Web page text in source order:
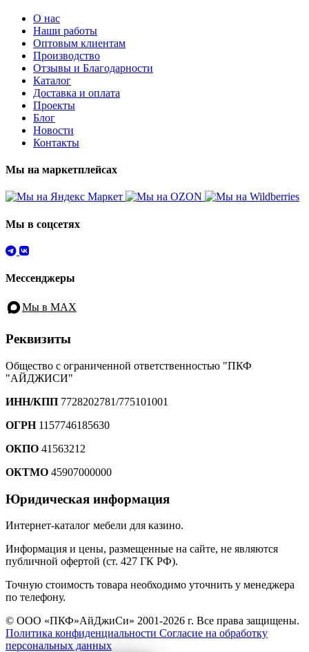
О нас
Наши работы
Оптовым клиентам
Производство
Отзывы и Благодарности
Каталог
Доставка и оплата
Проекты
Блог
Новости
Контакты
Мы на маркетплейсах
Мы в соцсетях
Мессенджеры
Мы в MAX
Реквизиты
Общество с ограниченной ответственностью "ПКФ
"АЙДЖИСИ"
ИНН/КПП 7728202781/775101001
ОГРН1157746185630
ОКПО 41563212
ОКТМО 45907000000
Юридическая информация
Интернет-каталог мебели для казино.
Информация и цены, размещенные на сайте, не являются
публичной офертой (ст. 427 ГК РФ).
Точную стоимость товара необходимо уточнить у менеджера
по телефону.
© ООО «ПКФ»АйДжиСи» 2001-2026 г. Все права защищены.
Политика конфиденциальности Согласие на обработку
персональных данных